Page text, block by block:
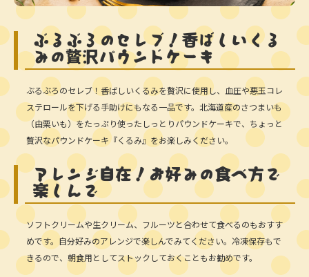
ぶるぶろのセレブ！香ばしいくる
みの贅沢パウンドケーキ
ぶるぶろのセレブ！香ばしいくるみを贅沢に使用し、血圧や悪玉コレ
ステロールを下げる手助けにもなる一品です。北海道産のさつまいも
（由栗いも）をたっぷり使ったしっとりパウンドケーキで、ちょっと
贅沢なパウンドケーキ『くるみ』をお楽しみください。
アレンジ自在！お好みの食べ方で
楽しんで
ソフトクリームや生クリーム、フルーツと合わせて食べるのもおすす
めです。自分好みのアレンジで楽しんでみてください。冷凍保存もで
きるので、朝食用としてストックしておくこともお勧めです。